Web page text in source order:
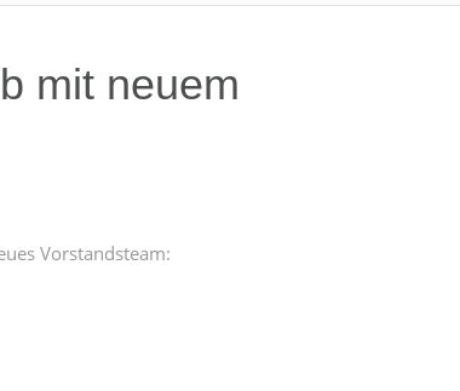
mit neuem
Vorstandsteam: